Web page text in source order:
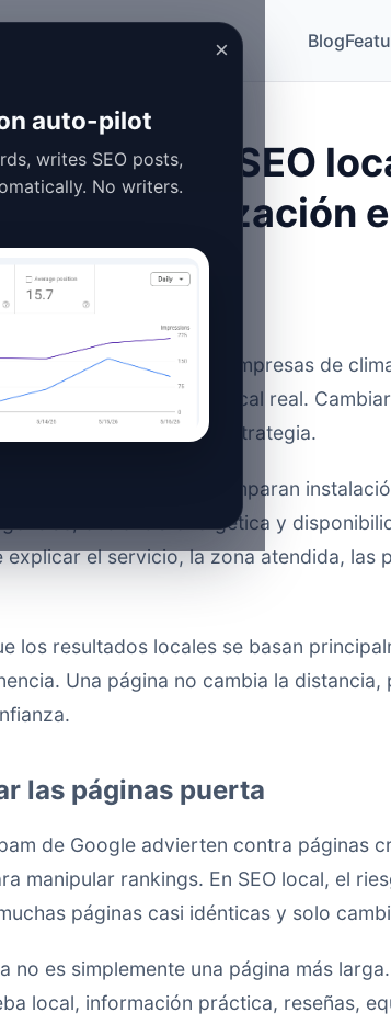
×
auto-pilot
writes SEO posts,
No writers.
Blog
páginas SEO
de climatización
pueden ayudar a empresas de
demuestra relevancia local real.
una plantilla en una estrategia.
a propietarios que comparan
eficiencia energética y
explicar el servicio, la zona atendida, las
los resultados locales se basan
Una página no cambia la
las páginas puerta
de Google advierten contra páginas
manipular rankings. En SEO local, el
páginas casi idénticas y solo
no es simplemente una página más
local, información práctica, reseñas,